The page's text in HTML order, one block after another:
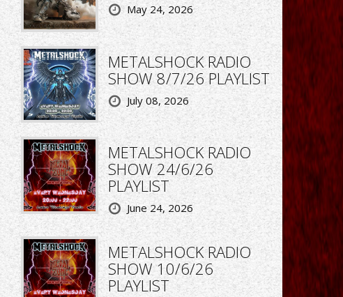
May 24, 2026
METALSHOCK RADIO
SHOW 8/7/26 PLAYLIST
July 08, 2026
METALSHOCK RADIO
SHOW 24/6/26
PLAYLIST
June 24, 2026
METALSHOCK RADIO
SHOW 10/6/26
PLAYLIST